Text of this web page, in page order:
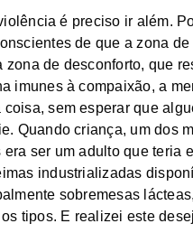
é preciso ir além.
de que a zona de
zona de desconforto, que
imunes à compaixão, a
coisa, sem esperar que
Quando criança, um dos
era ser um adulto que teria
industrializadas
sobremesas
tipos. E realizei este